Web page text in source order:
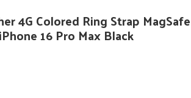
4G Colored Ring Strap MagSafe
16 Pro Max Black